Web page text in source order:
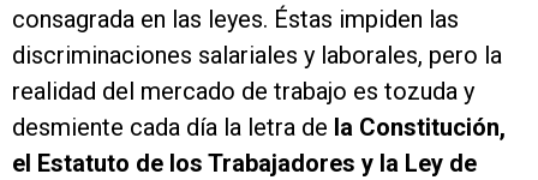
consagrada en las leyes. Éstas impiden las
discriminaciones salariales y laborales, pero la
realidad del mercado de trabajo es tozuda y
desmiente cada día la letra de la Constitución,
el Estatuto de los Trabajadores y la Ley de